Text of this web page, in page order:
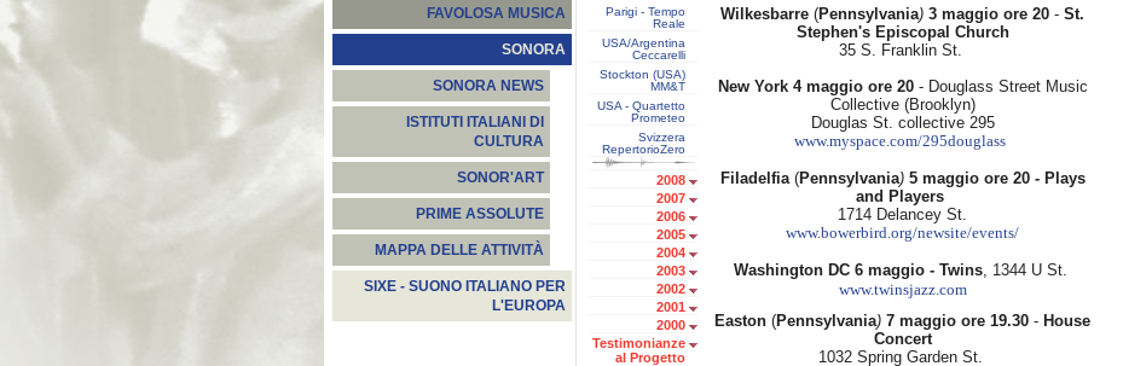
FAVOLOSA MUSICA
SONORA
SONORA NEWS
ISTITUTI ITALIANI DI
CULTURA
SONOR'ART
PRIME ASSOLUTE
MAPPA DELLE ATTIVITÀ
SIXE - SUONO ITALIANO PER
L'EUROPA
Parigi - Tempo
Reale
USA/Argentina
Ceccarelli
Stockton (USA)
MM&T
USA - Quartetto
Prometeo
Svizzera
RepertorioZero
2008
2007
2006
2005
2004
2003
2002
2001
2000
Testimonianze
al Progetto
Wilkesbarre (Pennsylvania) 3 maggio ore 20 - St.
Stephen's Episcopal Church
35 S. Franklin St.
New York 4 maggio ore 20- Douglass Street Music
Collective (Brooklyn)
Douglas St. collective 295
www.myspace.com/295douglass
Filadelfia (Pennsylvania) 5 maggio ore 20 - Plays
and Players
1714 Delancey St.
www.bowerbird.org/newsite/events/
Washington DC 6 maggio - Twins, 1344 U St.
www.twinsjazz.com
Easton (Pennsylvania) 7 maggio ore 19.30 - House
Concert
1032 Spring Garden St.